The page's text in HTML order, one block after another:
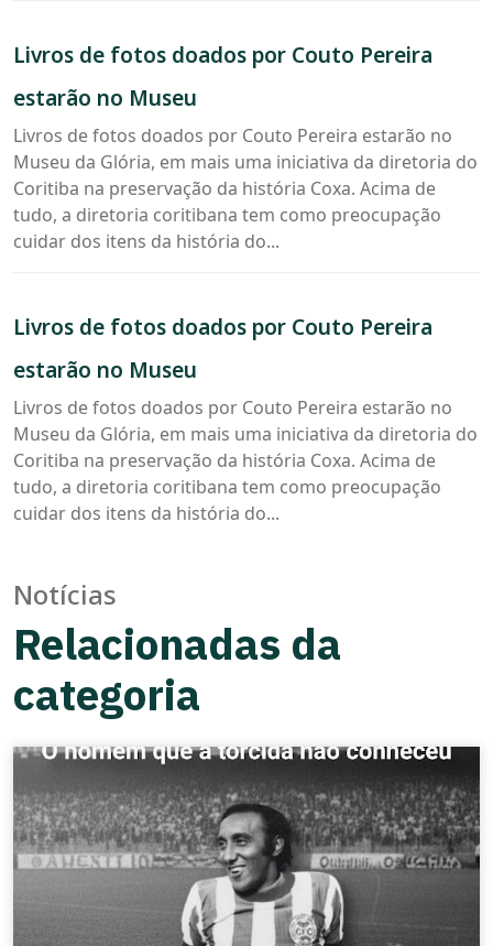
de
fotos
doados
por
Couto
Pereira
estarão
no
Museu
Livros de fotos doados por Couto Pereira
estarão no Museu
Livros de fotos doados por Couto Pereira estarão no
Museu da Glória, em mais uma iniciativa da diretoria do
Coritiba na preservação da história Coxa. Acima de
tudo, a diretoria coritibana tem como preocupação
cuidar dos itens da história do...
de
fotos
doados
por
Couto
Pereira
estarão
no
Museu
Livros de fotos doados por Couto Pereira
estarão no Museu
Livros de fotos doados por Couto Pereira estarão no
Museu da Glória, em mais uma iniciativa da diretoria do
Coritiba na preservação da história Coxa. Acima de
tudo, a diretoria coritibana tem como preocupação
cuidar dos itens da história do...
Notícias
Relacionadas da
categoria